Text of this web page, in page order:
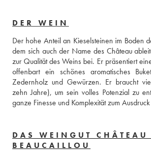
DER WEIN
Der hohe Anteil an Kieselsteinen im Boden
dem sich auch der Name des Château
zur Qualität des Weins bei. Er präsentiert
offenbart ein schönes aromatisches
Zedernholz und Gewürzen. Er braucht
zehn Jahre), um sein volles Potenzial zu
ganze Finesse und Komplexität zum
DAS WEINGUT CHÂTEAU
BEAUCAILLOU